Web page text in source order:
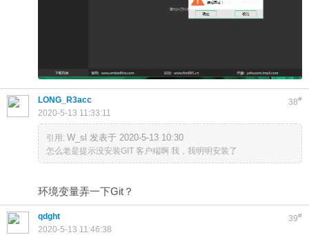
38#
LONG_R3acc
2020-5-13 11:33:11
引用: W_sl 发表于 2020-5-13 10:30
怎么老是提示没安装GIT 客户端啊 我，我明明安装了
环境变量弄一下Git？
39#
qdght
2020-5-13 11:46:38